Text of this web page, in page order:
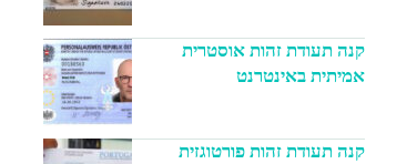
קנה תעודת זהות אוסטרית
אמיתית באינטרנט
קנה תעודת זהות פורטוגזית